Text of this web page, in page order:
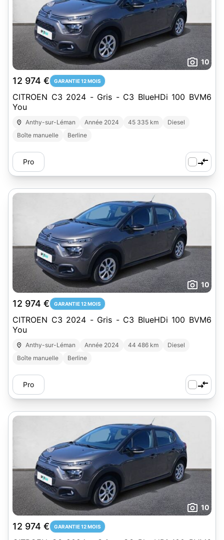
10
12 974 € GARANTIE 12 MOIS
CITROEN C3 2024 - Gris - C3 BlueHDi 100 BVM6
You
Anthy-sur-Léman Année 2024 45 335 km
Diesel
Boîte manuelle
Berline
Pro
10
12 974 € GARANTIE 12 MOIS
CITROEN C3 2024 - Gris - C3 BlueHDi 100 BVM6
You
Anthy-sur-Léman Année 2024 44 486 km
Diesel
Boîte manuelle
Berline
Pro
10
12 974 € GARANTIE 12 MOIS